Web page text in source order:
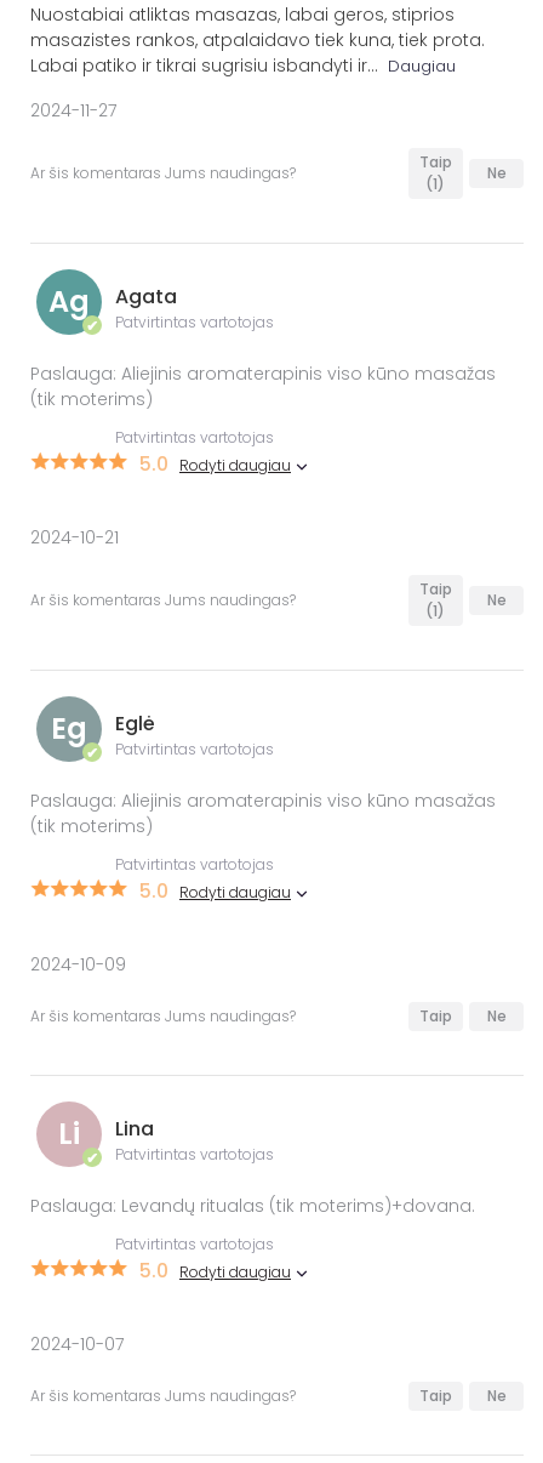
Nuostabiai atliktas masazas, labai geros, stiprios
masazistes rankos, atpalaidavo tiek kuna, tiek prota.
Labai patiko ir tikrai sugrisiu isbandyti ir... Daugiau
2024-11-27
Ar šis komentaras Jums naudingas?
Taip
(1)
Ne
Ag
✔
Agata
Patvirtintas vartotojas
Paslauga: Aliejinis aromaterapinis viso kūno masažas
(tik moterims)
Patvirtintas vartotojas
5.0 Rodyti daugiau
2024-10-21
Ar šis komentaras Jums naudingas?
Taip
(1)
Ne
Eg
✔
Eglė
Patvirtintas vartotojas
Paslauga: Aliejinis aromaterapinis viso kūno masažas
(tik moterims)
Patvirtintas vartotojas
5.0 Rodyti daugiau
2024-10-09
Ar šis komentaras Jums naudingas? Taip Ne
Li
✔
Lina
Patvirtintas vartotojas
Paslauga: Levandų ritualas (tik moterims)+dovana.
Patvirtintas vartotojas
5.0 Rodyti daugiau
2024-10-07
Ar šis komentaras Jums naudingas? Taip Ne